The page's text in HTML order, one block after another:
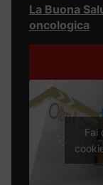
La Buona
oncologica
Fai